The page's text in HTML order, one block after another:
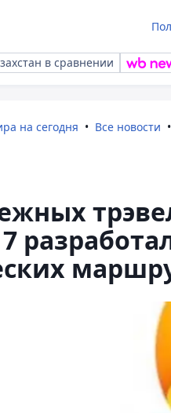
в сравнении
на сегодня Все новости